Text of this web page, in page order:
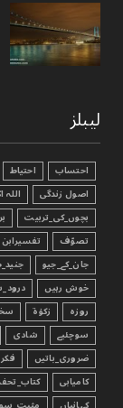
لیبلز
احتساب احتیاط
اصول زندگی
اللہ
بچوں_کی_تربیت
تصوّف
تفسیرابن
جان_کے_جیو
خوش رہیں
روزہ
زکوٰۃ
سوچئیے
شادی
ضروری_باتیں
فکر
کامیابی